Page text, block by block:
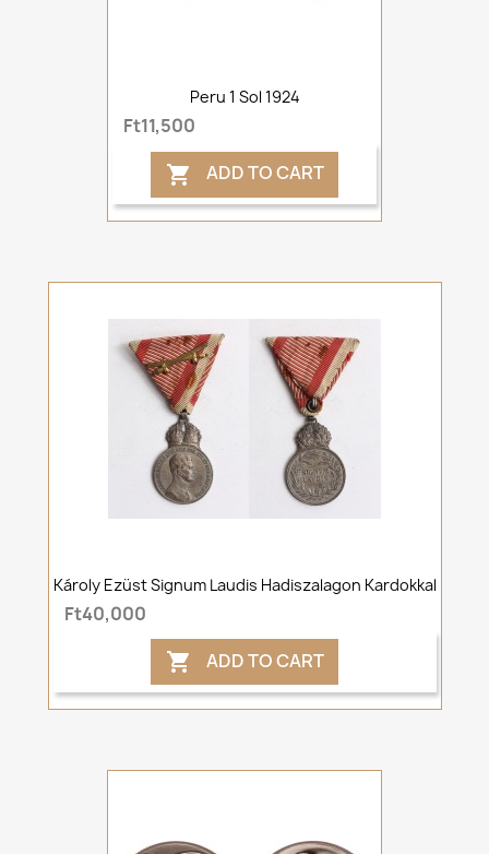
Peru 1 Sol 1924
Ft11,500
 ADD TO CART
Károly Ezüst Signum Laudis Hadiszalagon Kardokkal
Ft40,000
 ADD TO CART